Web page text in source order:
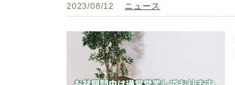
2023/08/12 ニュース